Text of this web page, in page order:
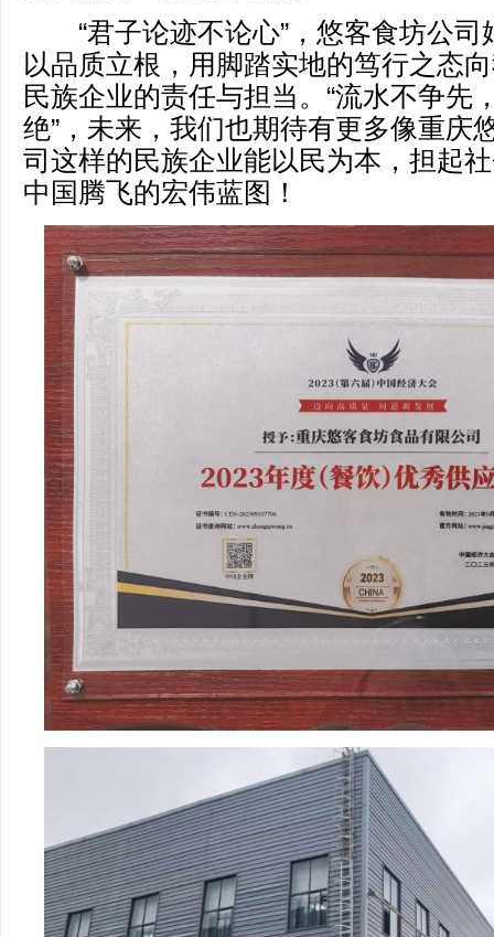
“君子论迹不论心”，悠客食坊公司
以品质立根，用脚踏实地的笃行之态
民族企业的责任与担当。“流水不争先
绝”，未来，我们也期待有更多像重庆
司这样的民族企业能以民为本，担起
中国腾飞的宏伟蓝图！